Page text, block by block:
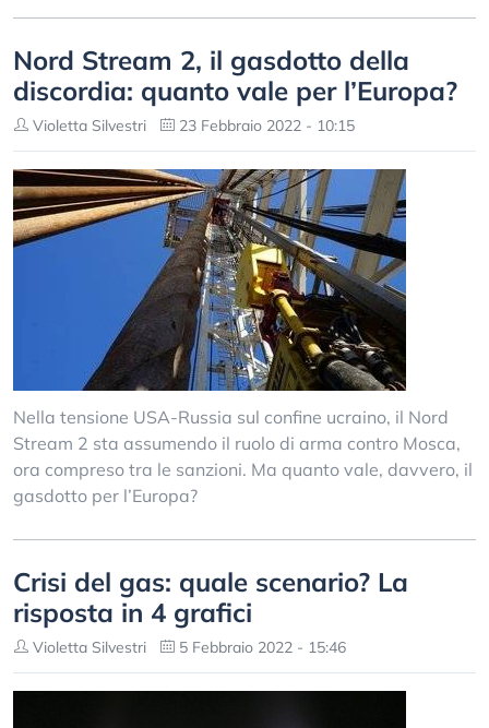
Nord Stream 2, il gasdotto della
discordia: quanto vale per l’Europa?
Violetta Silvestri 23 Febbraio 2022 - 10:15
Nella tensione USA-Russia sul confine ucraino, il Nord
Stream 2 sta assumendo il ruolo di arma contro Mosca,
ora compreso tra le sanzioni. Ma quanto vale, davvero, il
gasdotto per l’Europa?
Crisi del gas: quale scenario? La
risposta in 4 grafici
Violetta Silvestri 5 Febbraio 2022 - 15:46